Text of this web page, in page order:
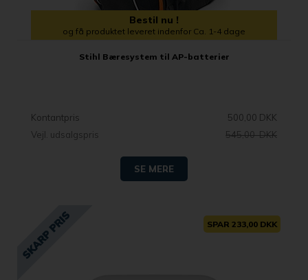
Bestil nu !
og få produktet leveret indenfor Ca. 1-4 dage
Stihl Bæresystem til AP-batterier
Kontantpris
500,00 DKK
Vejl. udsalgspris
545,00 DKK
SE MERE
SPAR 233,00 DKK